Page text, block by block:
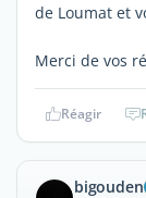
de Loumat et
Merci de vos
Réagir
bigouden